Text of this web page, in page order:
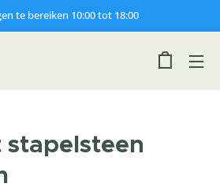
te bereiken 10:00 tot 18:00